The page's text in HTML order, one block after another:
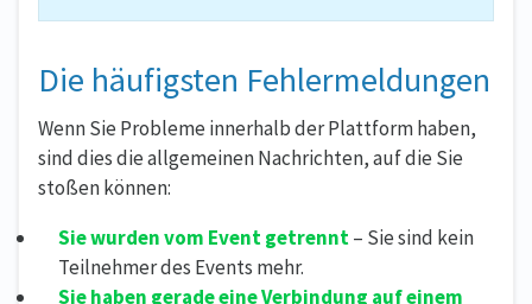
Die häufigsten Fehlermeldungen
Wenn Sie Probleme innerhalb der Plattform haben,
sind dies die allgemeinen Nachrichten, auf die Sie
stoßen können:
Sie wurden vom Event getrennt– Sie sind kein
Teilnehmer des Events mehr.
Sie haben gerade eine Verbindung auf einem